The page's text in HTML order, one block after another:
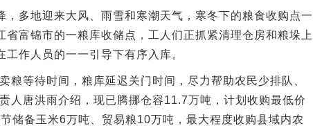
多地迎来大风、雨雪和寒潮天气，寒冬下的粮食收购点一
省富锦市的一粮库收储点，工人们正抓紧清理仓房和粮垛上
工作人员的一一引导下有序入库。
等待时间，粮库延迟关门时间，尽力帮助农民少排队、
人唐洪雨介绍，现已腾挪仓容11.7万吨，计划收购最低价
储备玉米6万吨、贸易粮10万吨，最大程度收购县域内农